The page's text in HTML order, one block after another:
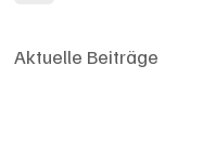
Aktuelle Beiträge